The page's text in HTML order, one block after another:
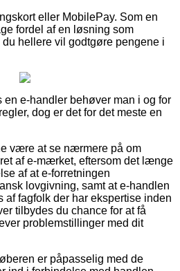
eller MobilePay. Som en
fordel af en løsning som
hellere vil godtgøre pengene i
en e-handler behøver man i og for
dog er det for det meste en
være at se nærmere på om
af e-mærket, eftersom det længe
af at e-forretningen
lovgivning, samt at e-handlen
fagfolk der har ekspertise inden
tilbydes du chance for at få
problemstillinger med dit
er påpasselig med de